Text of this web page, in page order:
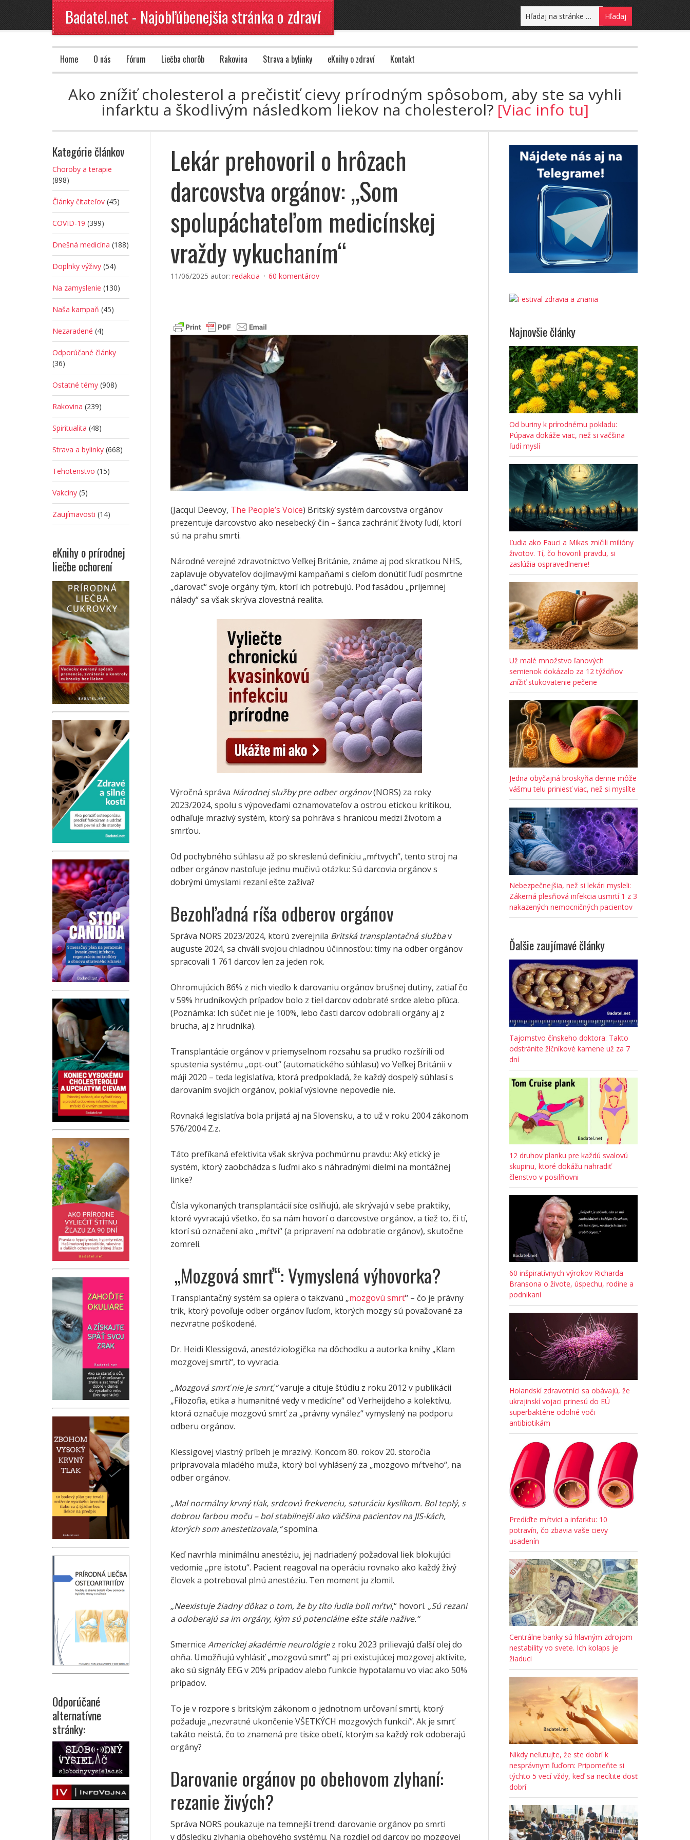
Badatel.net - Najobľúbenejšia stránka o zdraví
Home O nás Fórum Liečba chorôb Rakovina Strava a bylinky eKnihy o zdraví Kontakt
Ako znížiť cholesterol a prečistiť cievy prírodným spôsobom, aby ste sa vyhli
infarktu a škodlivým následkom liekov na cholesterol? [Viac info tu]
Lekár prehovoril o hrôzach
darcovstva orgánov: „Som
spolupáchateľom medicínskej
vraždy vykuchaním“
11/06/2025 autor: redakcia 60 komentárov
(Jacqul Deevoy, The People’s Voice) Britský systém darcovstva orgánov
prezentuje darcovstvo ako nesebecký čin – šanca zachrániť životy ľudí, ktorí
sú na prahu smrti.
Národné verejné zdravotníctvo Veľkej Británie, známe aj pod skratkou NHS,
zaplavuje obyvateľov dojímavými kampaňami s cieľom donútiť ľudí posmrtne
„darovať“ svoje orgány tým, ktorí ich potrebujú. Pod fasádou „príjemnej
nálady“ sa však skrýva zlovestná realita.
Výročná správa Národnej služby pre odber orgánov(NORS) za roky
2023/2024, spolu s výpoveďami oznamovateľov a ostrou etickou kritikou,
odhaľuje mrazivý systém, ktorý sa pohráva s hranicou medzi životom a
smrťou.
Od pochybného súhlasu až po skreslenú definíciu „mŕtvych“, tento stroj na
odber orgánov nastoľuje jednu mučivú otázku: Sú darcovia orgánov s
dobrými úmyslami rezaní ešte zaživa?
Bezohľadná ríša odberov orgánov
Správa NORS 2023/2024, ktorú zverejnila Britská transplantačná službav
auguste 2024, sa chváli svojou chladnou účinnosťou: tímy na odber orgánov
spracovali 1 761 darcov len za jeden rok.
Ohromujúcich 86% z nich viedlo k darovaniu orgánov brušnej dutiny, zatiaľ čo
v 59% hrudníkových prípadov bolo z tiel darcov odobraté srdce alebo pľúca.
(Poznámka: Ich súčet nie je 100%, lebo časti darcov odobrali orgány aj z
brucha, aj z hrudníka).
Transplantácie orgánov v priemyselnom rozsahu sa prudko rozšírili od
spustenia systému „opt-out“ (automatického súhlasu) vo Veľkej Británii v
máji 2020 – teda legislatíva, ktorá predpokladá, že každý dospelý súhlasí s
darovaním svojich orgánov, pokiaľ výslovne nepovedie nie.
Rovnaká legislatíva bola prijatá aj na Slovensku, a to už v roku 2004 zákonom
576/2004 Z.z.
Táto prefíkaná efektivita však skrýva pochmúrnu pravdu: Aký etický je
systém, ktorý zaobchádza s ľuďmi ako s náhradnými dielmi na montážnej
linke?
Čísla vykonaných transplantácií síce oslňujú, ale skrývajú v sebe praktiky,
ktoré vyvracajú všetko, čo sa nám hovorí o darcovstve orgánov, a tiež to, či tí,
ktorí sú označení ako „mŕtvi“ (a pripravení na odobratie orgánov), skutočne
zomreli.
„Mozgová smrť“: Vymyslená výhovorka?
Transplantačný systém sa opiera o takzvanú „mozgovú smrť“ – čo je právny
trik, ktorý povoľuje odber orgánov ľuďom, ktorých mozgy sú považované za
nezvratne poškodené.
Dr. Heidi Klessigová, anestéziologička na dôchodku a autorka knihy „Klam
mozgovej smrti“, to vyvracia.
„Mozgová smrť nie je smrť,“varuje a cituje štúdiu z roku 2012 v publikácii
„Filozofia, etika a humanitné vedy v medicíne“ od Verheijdeho a kolektívu,
ktorá označuje mozgovú smrť za „právny vynález“ vymyslený na podporu
odberu orgánov.
Klessigovej vlastný príbeh je mrazivý. Koncom 80. rokov 20. storočia
pripravovala mladého muža, ktorý bol vyhlásený za „mozgovo mŕtveho“, na
odber orgánov.
„Mal normálny krvný tlak, srdcovú frekvenciu, saturáciu kyslíkom. Bol teplý, s
dobrou farbou moču – bol stabilnejší ako väčšina pacientov na JIS-kách,
ktorých som anestetizovala,“spomína.
Keď navrhla minimálnu anestéziu, jej nadriadený požadoval liek blokujúci
vedomie „pre istotu“. Pacient reagoval na operáciu rovnako ako každý živý
človek a potreboval plnú anestéziu. Ten moment ju zlomil.
„Neexistuje žiadny dôkaz o tom, že by títo ľudia boli mŕtvi,“ hovorí. „Sú rezaní
a odoberajú sa im orgány, kým sú potenciálne ešte stále nažive.“
Smernice Americkej akadémie neurológiez roku 2023 prilievajú ďalší olej do
ohňa. Umožňujú vyhlásiť „mozgovú smrť“ aj pri existujúcej mozgovej aktivite,
ako sú signály EEG v 20% prípadov alebo funkcie hypotalamu vo viac ako 50%
prípadov.
To je v rozpore s britským zákonom o jednotnom určovaní smrti, ktorý
požaduje „nezvratné ukončenie VŠETKÝCH mozgových funkcií“. Ak je smrť
takáto neistá, čo to znamená pre tisíce obetí, ktorým sa každý rok odoberajú
orgány?
Darovanie orgánov po obehovom zlyhaní:
rezanie živých?
Správa NORS poukazuje na temnejší trend: darovanie orgánov po smrti
v dôsledku zlyhania obehového systému. Na rozdiel od darcov po mozgovej
Najnovšie články
Od buriny k prírodnému pokladu:
Púpava dokáže viac, než si väčšina
ľudí myslí
Ľudia ako Fauci a Mikas zničili milióny
životov. Tí, čo hovorili pravdu, si
zaslúžia ospravedlnenie!
Už malé množstvo ľanových
semienok dokázalo za 12 týždňov
znížiť stukovatenie pečene
Jedna obyčajná broskyňa denne môže
vášmu telu priniesť viac, než si myslíte
Nebezpečnejšia, než si lekári mysleli:
Zákerná plesňová infekcia usmrtí 1 z 3
nakazených nemocničných pacientov
Ďalšie zaujímavé články
Tajomstvo čínskeho doktora: Takto
odstránite žlčníkové kamene už za 7
dní
12 druhov planku pre každú svalovú
skupinu, ktoré dokážu nahradiť
členstvo v posilňovni
60 inšpiratívnych výrokov Richarda
Bransona o živote, úspechu, rodine a
podnikaní
Holandskí zdravotníci sa obávajú, že
ukrajinskí vojaci prinesú do EÚ
superbaktérie odolné voči
antibiotikám
Predíďte mŕtvici a infarktu: 10
potravín, čo zbavia vaše cievy
usadenín
Centrálne banky sú hlavným zdrojom
nestability vo svete. Ich kolaps je
žiaduci
Nikdy neľutujte, že ste dobrí k
nesprávnym ľuďom: Pripomeňte si
týchto 5 vecí vždy, keď sa necítite dosť
dobrí
Kategórie článkov
Choroby a terapie
(898)
Články čitateľov (45)
COVID-19 (399)
Dnešná medicína (188)
Doplnky výživy (54)
Na zamyslenie (130)
Naša kampaň (45)
Nezaradené (4)
Odporúčané články
(36)
Ostatné témy (908)
Rakovina (239)
Spiritualita (48)
Strava a bylinky (668)
Tehotenstvo (15)
Vakcíny (5)
Zaujímavosti (14)
eKnihy o prírodnej
liečbe ochorení
Odporúčané
alternatívne
stránky: